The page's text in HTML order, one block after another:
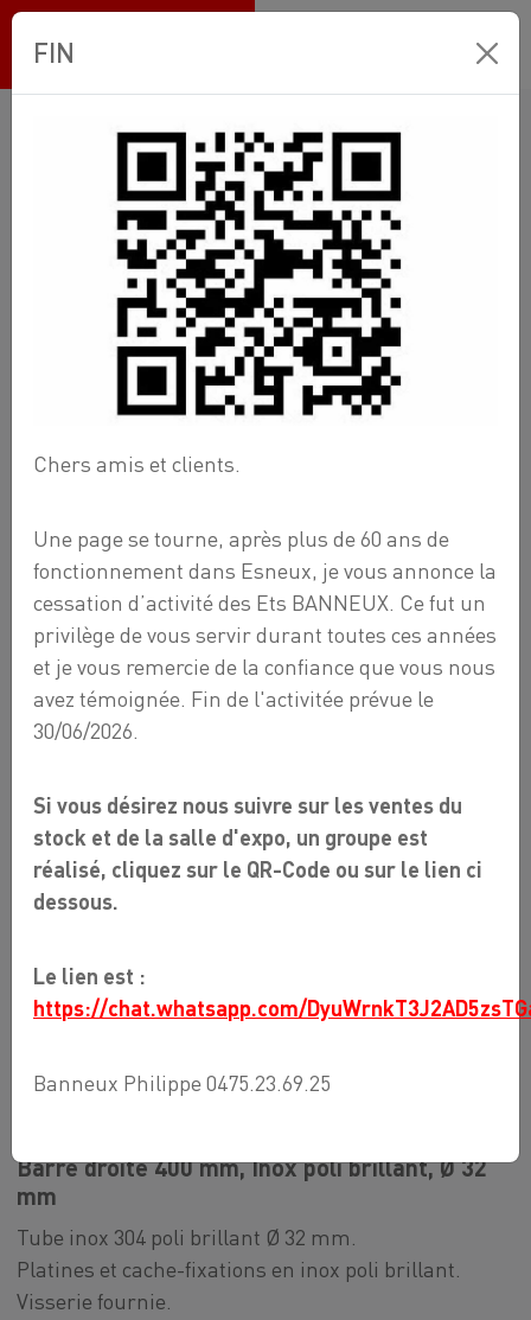
Ets BANNEUX
Boutique en ligne
Comptoir Plomberie
Groupe-3 accessoire WC et Lavabo
POIGNEE DROITE 400 MM
51,26 €
Barre droite 400 mm, Inox poli brillant, Ø 32
mm
Tube inox 304 poli brillant Ø 32 mm.
Platines et cache-fixations en inox poli brillant.
Visserie fournie.
FIN
Chers amis et clients.
Une page se tourne, après plus de 60 ans de
fonctionnement dans Esneux, je vous annonce la
cessation d’activité des Ets BANNEUX. Ce fut un
privilège de vous servir durant toutes ces années
et je vous remercie de la confiance que vous nous
avez témoignée. Fin de l'activitée prévue le
30/06/2026.
Si vous désirez nous suivre sur les ventes du
stock et de la salle d'expo, un groupe est
réalisé, cliquez sur le QR-Code ou sur le lien ci
dessous.
Le lien est :
https://chat.whatsapp.com/
Banneux Philippe 0475.23.69.25